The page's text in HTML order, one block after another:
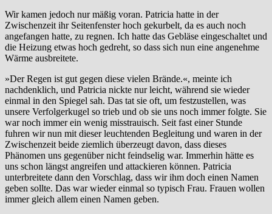
Wir kamen jedoch nur mäßig voran. Patricia hatte in der
Zwischenzeit ihr Seitenfenster hoch gekurbelt, da es auch noch
angefangen hatte, zu regnen. Ich hatte das Gebläse eingeschaltet und
die Heizung etwas hoch gedreht, so dass sich nun eine angenehme
Wärme ausbreitete.
»Der Regen ist gut gegen diese vielen Brände.«, meinte ich
nachdenklich, und Patricia nickte nur leicht, während sie wieder
einmal in den Spiegel sah. Das tat sie oft, um festzustellen, was
unsere Verfolgerkugel so trieb und ob sie uns noch immer folgte. Sie
war noch immer ein wenig misstrauisch. Seit fast einer Stunde
fuhren wir nun mit dieser leuchtenden Begleitung und waren in der
Zwischenzeit beide ziemlich überzeugt davon, dass dieses
Phänomen uns gegenüber nicht feindselig war. Immerhin hätte es
uns schon längst angreifen und attackieren können. Patricia
unterbreitete dann den Vorschlag, dass wir ihm doch einen Namen
geben sollte. Das war wieder einmal so typisch Frau. Frauen wollen
immer gleich allem einen Namen geben.